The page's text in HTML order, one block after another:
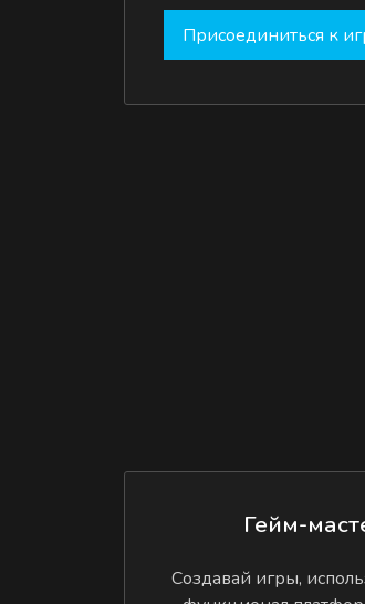
Присоединиться к
Гейм-
Создавай игры,